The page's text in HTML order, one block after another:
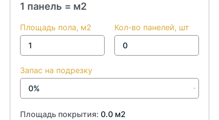
1 панель = м2
Площадь пола, м2 Кол-во панелей, шт
Запас на подрезку
Площадь покрытия: 0.0 м2